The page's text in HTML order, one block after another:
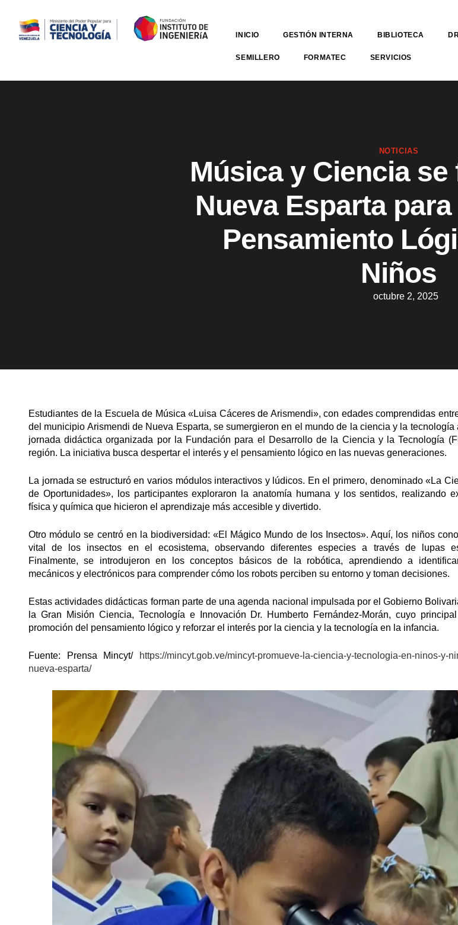
INICIO GESTIÓN INTERNA BIBLIOTECA
SEMILLERO FORMATEC SERVICIOS
NOTICIAS
Música y Ciencia
Nueva Esparta
Pensamiento
Niños
octubre 2, 2025
Estudiantes de la Escuela de Música «Luisa Cáceres de Arismendi», con edades comprendidas
del municipio Arismendi de Nueva Esparta, se sumergieron en el mundo de la ciencia y la tecnología
jornada didáctica organizada por la Fundación para el Desarrollo de la Ciencia y la Tecnología
región. La iniciativa busca despertar el interés y el pensamiento lógico en las nuevas generaciones.
La jornada se estructuró en varios módulos interactivos y lúdicos. En el primero, denominado «La
de Oportunidades», los participantes exploraron la anatomía humana y los sentidos, realizando
física y química que hicieron el aprendizaje más accesible y divertido.
Otro módulo se centró en la biodiversidad: «El Mágico Mundo de los Insectos». Aquí, los niños
vital de los insectos en el ecosistema, observando diferentes especies a través de lupas
Finalmente, se introdujeron en los conceptos básicos de la robótica, aprendiendo a
mecánicos y electrónicos para comprender cómo los robots perciben su entorno y toman decisiones.
Estas actividades didácticas forman parte de una agenda nacional impulsada por el Gobierno
la Gran Misión Ciencia, Tecnología e Innovación Dr. Humberto Fernández-Morán, cuyo
promoción del pensamiento lógico y reforzar el interés por la ciencia y la tecnología en la infancia.
Fuente: Prensa Mincyt/
https://mincyt.gob.ve/mincyt-promueve-la-ciencia-y-tecnologia-en-ninos-y-
nueva-esparta/